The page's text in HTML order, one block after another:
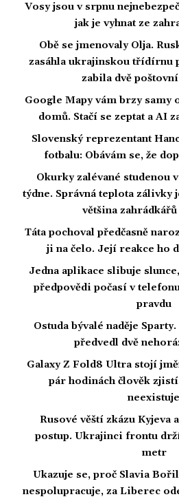
Vosy jsou v srpnu
jak je vyhnat ze
Obě se jmenovaly Olja.
zasáhla ukrajinskou třídírnu
zabila dvě
Google Mapy vám brzy samy
domů. Stačí se zeptat a AI
Slovenský reprezentant
fotbalu: Obávám se, že
Okurky zalévané studenou
týdne. Správná teplota zálivky
většina
Táta pochoval předčasně
ji na čelo. Její reakce ho
Jedna aplikace slibuje
předpovědi počasí v
pravdu
Ostuda bývalé naděje
předvedl dvě
Galaxy Z Fold8 Ultra stojí
pár hodinách člověk
neexistuje
Rusové věští zkázu Kyjeva
postup. Ukrajinci frontu
metr
Ukazuje se, proč Slavia
nespolupracuje, za Liberec